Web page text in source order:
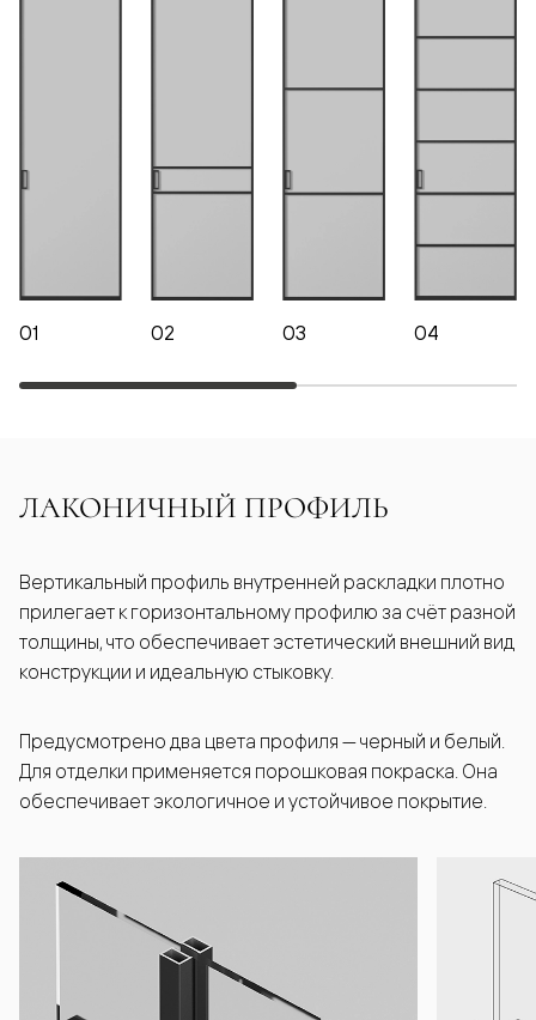
01 02 03 04
ЛАКОНИЧНЫЙ ПРОФИЛЬ
Вертикальный профиль внутренней раскладки плотно
прилегает к горизонтальному профилю за счёт разной
толщины, что обеспечивает эстетический внешний вид
конструкции и идеальную стыковку.
Предусмотрено два цвета профиля — черный и белый.
Для отделки применяется порошковая покраска. Она
обеспечивает экологичное и устойчивое покрытие.